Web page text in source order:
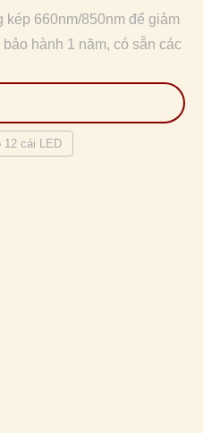
660nm/850nm để giảm
hành 1 năm, có sẵn các
12 cái LED